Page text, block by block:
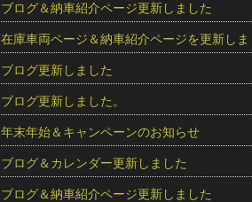
ブログ＆納車紹介ページ更新しました
在庫車両ページ＆納車紹介ページを更新し
ブログ更新しました
ブログ更新しました。
年末年始＆キャンペーンのお知らせ
ブログ＆カレンダー更新しました
ブログ＆納車紹介ページ更新しました